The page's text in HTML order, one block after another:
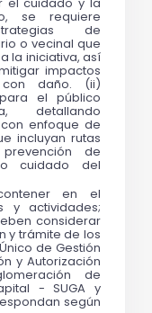
se requiere
de
o vecinal que
la iniciativa, así
impactos
daño. (ii)
el público
detallando
enfoque de
incluyan rutas
de
o cuidado del
en el
y actividades;
considerar
y trámite de los
de Gestión
y Autorización
de
- SUGA y
según